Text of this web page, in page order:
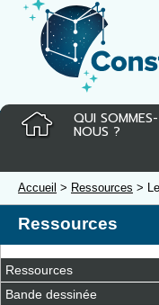
QUI SOMMES-
NOUS ?
Accueil > Ressources >
Ressources
Ressources
Bande dessinée